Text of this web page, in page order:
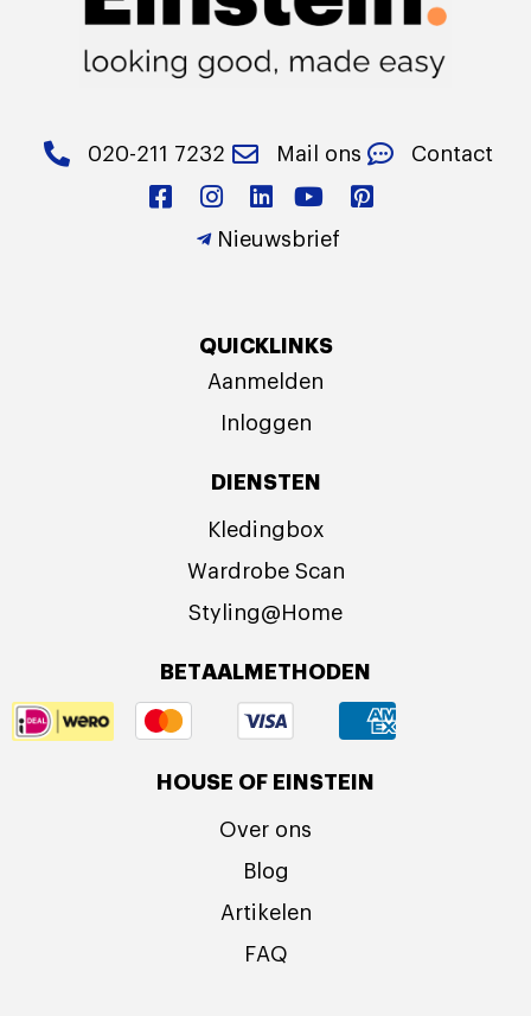
020-211 7232 Mail ons Contact
Nieuwsbrief
QUICKLINKS
Aanmelden
Inloggen
DIENSTEN
Kledingbox
Wardrobe Scan
Styling@Home
BETAALMETHODEN
HOUSE OF EINSTEIN
Over ons
Blog
Artikelen
FAQ